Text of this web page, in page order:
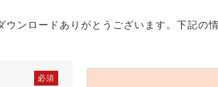
ウンロードありがとうございます。下記の
必須